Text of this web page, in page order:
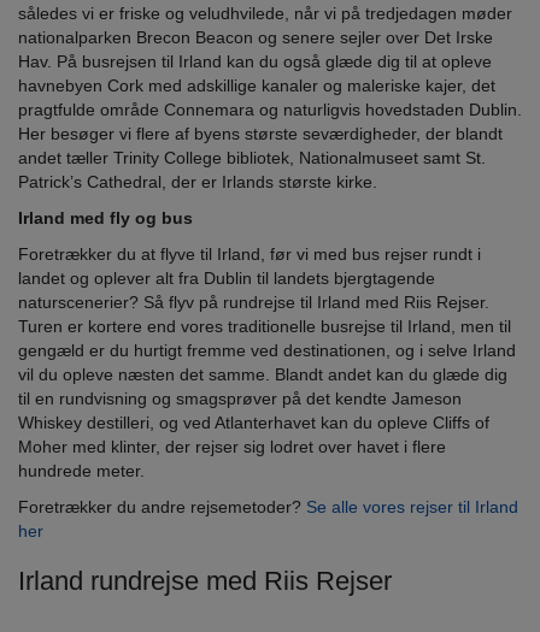
således vi er friske og veludhvilede, når vi på tredjedagen møder
nationalparken Brecon Beacon og senere sejler over Det Irske
Hav. På busrejsen til Irland kan du også glæde dig til at opleve
havnebyen Cork med adskillige kanaler og maleriske kajer, det
pragtfulde område Connemara og naturligvis hovedstaden Dublin.
Her besøger vi flere af byens største seværdigheder, der blandt
andet tæller Trinity College bibliotek, Nationalmuseet samt St.
Patrick’s Cathedral, der er Irlands største kirke.
Irland med fly og bus
Foretrækker du at flyve til Irland, før vi med bus rejser rundt i
landet og oplever alt fra Dublin til landets bjergtagende
naturscenerier? Så flyv på rundrejse til Irland med Riis Rejser.
Turen er kortere end vores traditionelle busrejse til Irland, men til
gengæld er du hurtigt fremme ved destinationen, og i selve Irland
vil du opleve næsten det samme. Blandt andet kan du glæde dig
til en rundvisning og smagsprøver på det kendte Jameson
Whiskey destilleri, og ved Atlanterhavet kan du opleve Cliffs of
Moher med klinter, der rejser sig lodret over havet i flere
hundrede meter.
Foretrækker du andre rejsemetoder? Se alle vores rejser til Irland
her
Irland rundrejse med Riis Rejser